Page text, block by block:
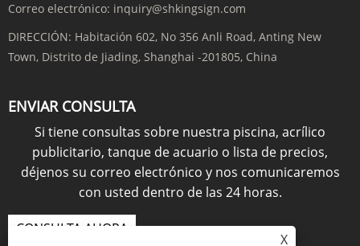
Correo electrónico: inquiry@shkingsign.com
DIRECCIÓN: Habitación 602, No 356 Anli Road, Anting New
Town, Distrito de Jiading, Shanghai -201805, China
ENVIAR CONSULTA
Si tiene consultas sobre nuestra piscina, acrílico
publicitario, tanque de acuario o lista de precios,
déjenos su correo electrónico y nos comunicaremos
con usted dentro de las 24 horas.
CONSULTA AHORA
X